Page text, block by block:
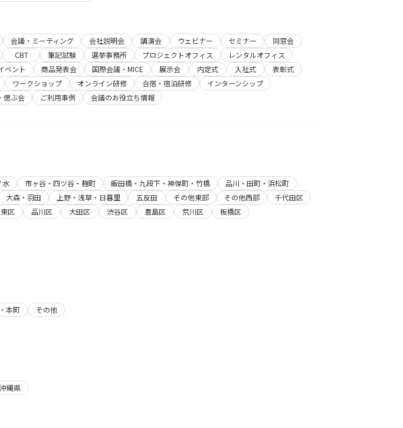
会議・ミーティング 会社説明会 講演会 ウェビナー セミナー
同窓会
CBT 筆記試験 選挙事務所 プロジェクトオフィス
レンタルオフィス
ベント 商品発表会 国際会議・MICE 展示会 内定式 入社式
表彰式
ワークショップ オンライン研修 合宿・宿泊研修
インターンシップ
偲ぶ会 ご利用事例 会議のお役立ち情報
水 市ヶ谷・四ツ谷・麹町 飯田橋・九段下・神保町・竹橋
品川・田町・浜松町
大森・羽田 上野・浅草・日暮里 五反田 その他東部 その他西部
千代田区
区 品川区 大田区 渋谷区 豊島区 荒川区
板橋区
本町 その他
沖縄県